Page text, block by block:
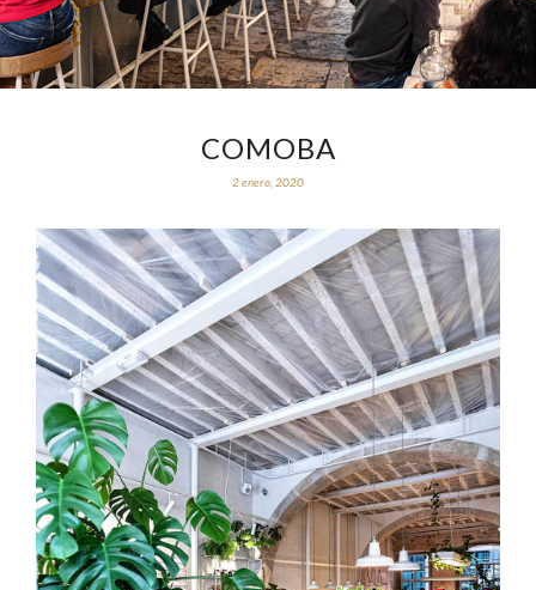
COMOBA
2 enero, 2020